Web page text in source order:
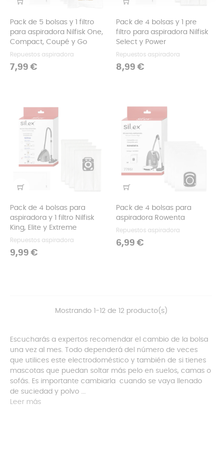
Pack de 5 bolsas y 1 filtro
para aspiradora Nilfisk One,
Compact, Coupé y Go
Repuestos aspiradora
Precio
7,99 €
Pack de 4 bolsas y 1 pre
filtro para aspiradora Nilfisk
Select y Power
Repuestos aspiradora
Precio
8,99 €
Pack de 4 bolsas para
aspiradora y 1 filtro Nilfisk
King, Elite y Extreme
Repuestos aspiradora
Precio
9,99 €
Pack de 4 bolsas para
aspiradora Rowenta
Repuestos aspiradora
Precio
6,99 €
Mostrando 1-12 de 12 producto(s)
Escucharás a expertos recomendar el cambio de la bolsa
una vez al mes. Todo dependerá del número de veces
que utilices este electrodoméstico y también de si tienes
mascotas que puedan soltar más pelo en suelos, camas o
sofás. Es importante cambiarla cuando se vaya llenado
de suciedad y polvo ...
Leer más